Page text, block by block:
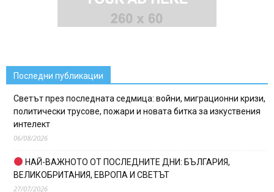
Последни публикации
Светът през последната седмица: войни, миграционни кризи,
политически трусове, пожари и новата битка за изкуствения
интелект
06/08/2026
НАЙ-ВАЖНОТО ОТ ПОСЛЕДНИТЕ ДНИ: БЪЛГАРИЯ,
ВЕЛИКОБРИТАНИЯ, ЕВРОПА И СВЕТЪТ
27/07/2026